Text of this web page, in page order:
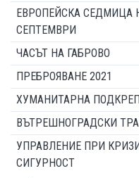
ЕВРОПЕЙСКА СЕДМИЦА
СЕПТЕМВРИ
ЧАСЪТ НА ГАБРОВО
ПРЕБРОЯВАНЕ 2021
ХУМАНИТАРНА
ВЪТРЕШНОГРАДСКИ
УПРАВЛЕНИЕ ПРИ
СИГУРНОСТ